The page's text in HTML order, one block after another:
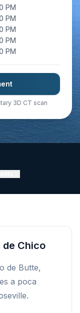
PM
PM
PM
PM
PM
3D CT scan
de Chico
de Butte,
a poca